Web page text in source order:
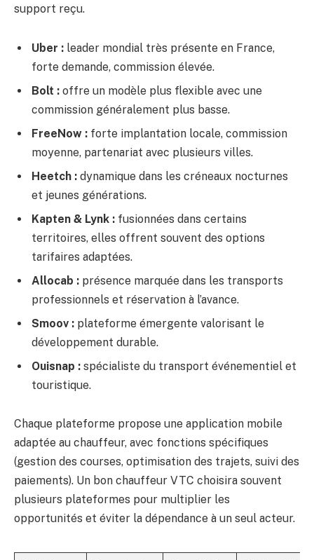
support reçu.
Uber : leader mondial très présente en France,
forte demande, commission élevée.
Bolt : offre un modèle plus flexible avec une
commission généralement plus basse.
FreeNow : forte implantation locale, commission
moyenne, partenariat avec plusieurs villes.
Heetch : dynamique dans les créneaux nocturnes
et jeunes générations.
Kapten & Lynk : fusionnées dans certains
territoires, elles offrent souvent des options
tarifaires adaptées.
Allocab : présence marquée dans les transports
professionnels et réservation à l’avance.
Smoov : plateforme émergente valorisant le
développement durable.
Ouisnap : spécialiste du transport événementiel et
touristique.
Chaque plateforme propose une application mobile
adaptée au chauffeur, avec fonctions spécifiques
(gestion des courses, optimisation des trajets, suivi des
paiements). Un bon chauffeur VTC choisira souvent
plusieurs plateformes pour multiplier les
opportunités et éviter la dépendance à un seul acteur.